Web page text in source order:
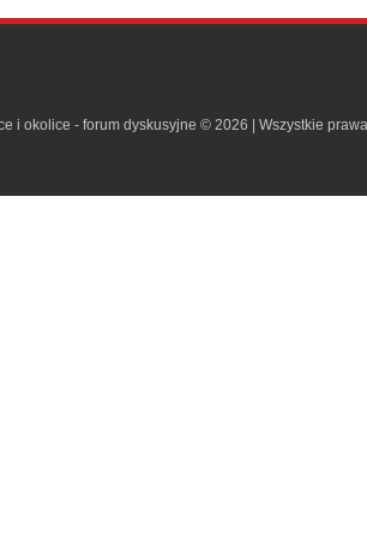
i okolice - forum dyskusyjne © 2026 | Wszystkie